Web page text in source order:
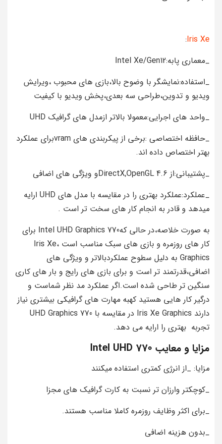
Iris Xe
:
_معماری پابه:Intel Xe/Gen12
_استفاده:نمایشگر با وضوح بالا،بازی های محبوب ،ویرایش
ویدیو و تدوین،طراحی سه بعدی،پخش ویدیو با کیفیت
_واحد های اجرایی:معمولا بالاتر ازمدل های گرافیک UHD
_حافظه اختصاصی :برخی از پیکربندی های vramبرای عملکرد
بهتر اختصاص داده اند.
_پشتیبانی:از DirectX,OpenGL 4.6و ویژگی های اضافی
_عملکرد:عملکرد بهتری را در مقایسه با مدل های UHD ارایه
میدهد و قادر به انجام کار های سخت تر است .
به صورت خلاصه،در حالی کهIntel UHD Graphics 770 برای
کار های روزمره و بازی های سبک مناسب است ،Iris Xe
Graphics به دلیل سطوح عملکردبالاتر و ویژگی های
اضافی،قدرتمند تر است و برای بازی های رایج و بار های کاری
سنگین تر طاحی شده است.اگر عملکرد مد نظر شماست و
درگیر کار هایی هستید کهبه مهارت های گرافیکی بیشتری نیاز
دارند Iris Xe Graphics در مقایسه با UHD Graphics 770
تجربه بهتری را ارایه می دهد.
مزایا و معایب Intel UHD 770
مزایا: _از انرژی کمتری استفاده میکنند
_کوچکتر وارزان تر نسبت به کارت گرافیک های مجزا
_برای اکثر وظایف روزمره کاملا مناسب هستند.
_بدون هزینه اضافی